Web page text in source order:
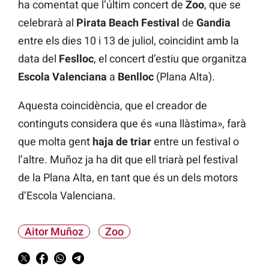
ha comentat que l’últim concert de Zoo, que se
celebrarà al Pirata Beach Festival de Gandia
entre els dies 10 i 13 de juliol, coincidint amb la
data del Feslloc, el concert d’estiu que organitza
Escola Valenciana a Benlloc (Plana Alta).
Aquesta coincidència, que el creador de
continguts considera que és «una llàstima», farà
que molta gent haja de triarentre un festival o
l’altre. Muñoz ja ha dit que ell triarà pel festival
de la Plana Alta, en tant que és un dels motors
d’Escola Valenciana.
Aitor Muñoz Zoo